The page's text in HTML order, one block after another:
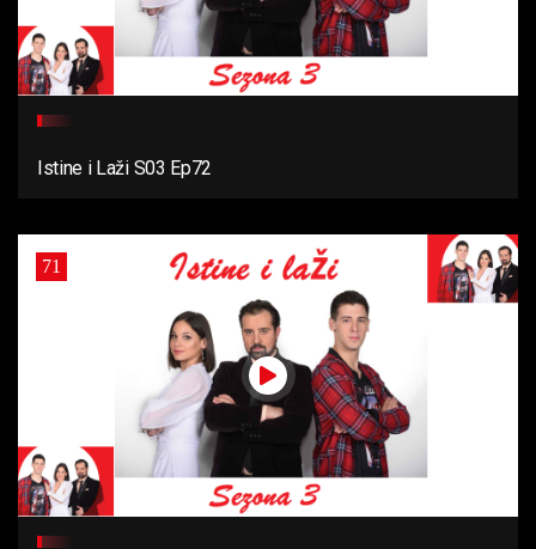
Istine i Laži S03 Ep72
71